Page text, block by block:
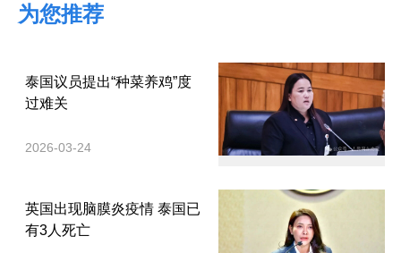
为您推荐
泰国议员提出“种菜养鸡”度
过难关
2026-03-24
英国出现脑膜炎疫情 泰国已
有3人死亡